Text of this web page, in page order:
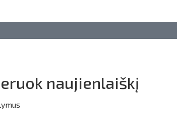
naujienlaiškį